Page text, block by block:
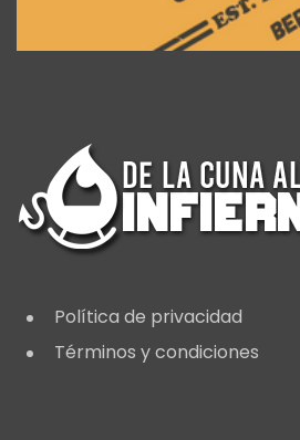
Política de privacidad
Términos y condiciones